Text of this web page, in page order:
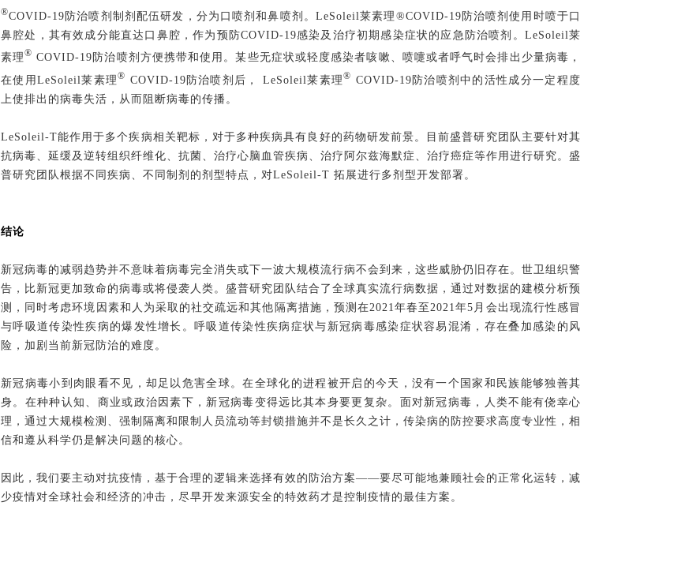
®COVID-19防治喷剂制剂配伍研发，分为口喷剂和鼻喷剂。LeSoleil莱素理®COVID-19防治喷剂使用时喷于口
鼻腔处，其有效成分能直达口鼻腔，作为预防COVID-19感染及治疗初期感染症状的应急防治喷剂。LeSoleil莱
素理® COVID-19防治喷剂方便携带和使用。某些无症状或轻度感染者咳嗽、喷嚏或者呼气时会排出少量病毒，
在使用LeSoleil莱素理® COVID-19防治喷剂后， LeSoleil莱素理® COVID-19防治喷剂中的活性成分一定程度
上使排出的病毒失活，从而阻断病毒的传播。
LeSoleil-T能作用于多个疾病相关靶标，对于多种疾病具有良好的药物研发前景。目前盛普研究团队主要针对其
抗病毒、延缓及逆转组织纤维化、抗菌、治疗心脑血管疾病、治疗阿尔兹海默症、治疗癌症等作用进行研究。盛
普研究团队根据不同疾病、不同制剂的剂型特点，对LeSoleil-T 拓展进行多剂型开发部署。
结论
新冠病毒的减弱趋势并不意味着病毒完全消失或下一波大规模流行病不会到来，这些威胁仍旧存在。世卫组织警
告，比新冠更加致命的病毒或将侵袭人类。盛普研究团队结合了全球真实流行病数据，通过对数据的建模分析预
测，同时考虑环境因素和人为采取的社交疏远和其他隔离措施，预测在2021年春至2021年5月会出现流行性感冒
与呼吸道传染性疾病的爆发性增长。呼吸道传染性疾病症状与新冠病毒感染症状容易混淆，存在叠加感染的风
险，加剧当前新冠防治的难度。
新冠病毒小到肉眼看不见，却足以危害全球。在全球化的进程被开启的今天，没有一个国家和民族能够独善其
身。在种种认知、商业或政治因素下，新冠病毒变得远比其本身要更复杂。面对新冠病毒，人类不能有侥幸心
理，通过大规模检测、强制隔离和限制人员流动等封锁措施并不是长久之计，传染病的防控要求高度专业性，相
信和遵从科学仍是解决问题的核心。
因此，我们要主动对抗疫情，基于合理的逻辑来选择有效的防治方案——要尽可能地兼顾社会的正常化运转，减
少疫情对全球社会和经济的冲击，尽早开发来源安全的特效药才是控制疫情的最佳方案。